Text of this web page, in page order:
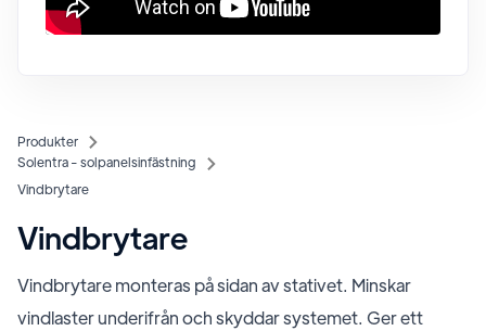
Produkter
Solentra - solpanelsinfästning
Vindbrytare
Vindbrytare
Vindbrytare monteras på sidan av stativet. Minskar
vindlaster underifrån och skyddar systemet. Ger ett